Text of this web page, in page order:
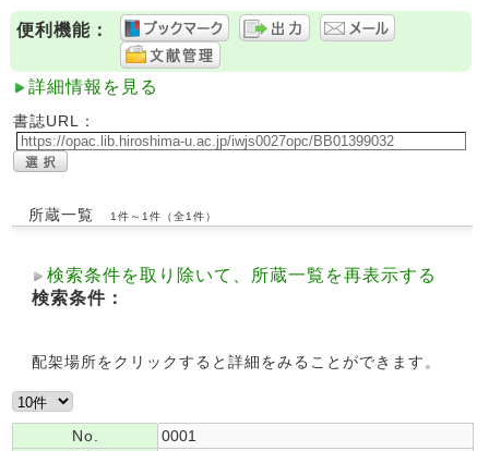
便利機能：
詳細情報を見る
書誌URL：
所蔵一覧 1件～1件（全1件）
検索条件を取り除いて、所蔵一覧を再表示する
検索条件：
配架場所をクリックすると詳細をみることができます。
No.
0001